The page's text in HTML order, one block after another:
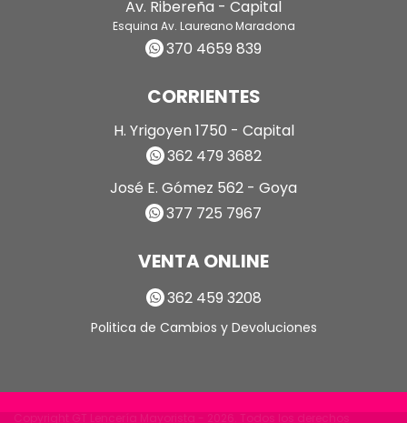
Av. Ribereña - Capital
Esquina Av. Laureano Maradona
370 4659 839
CORRIENTES
H. Yrigoyen 1750 - Capital
362 479 3682
José E. Gómez 562 - Goya
377 725 7967
VENTA ONLINE
362 459 3208
Politica de Cambios y Devoluciones
Copyright GT Lencería Mayorista - 2026. Todos los derechos